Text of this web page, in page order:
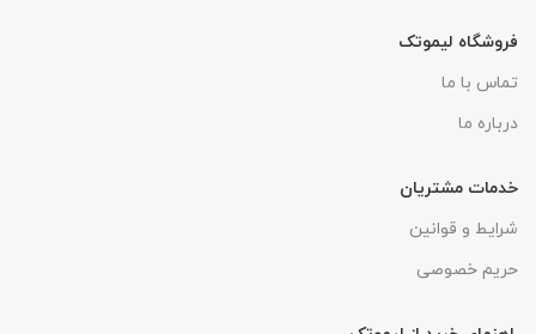
فروشگاه لیموتک
تماس با ما
درباره ما
خدمات مشتریان
شرایط و قوانین
حریم خصوصی